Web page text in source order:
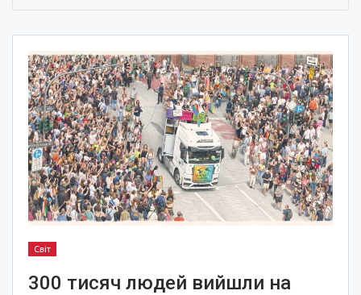
Світ
300 тисяч людей вийшли на